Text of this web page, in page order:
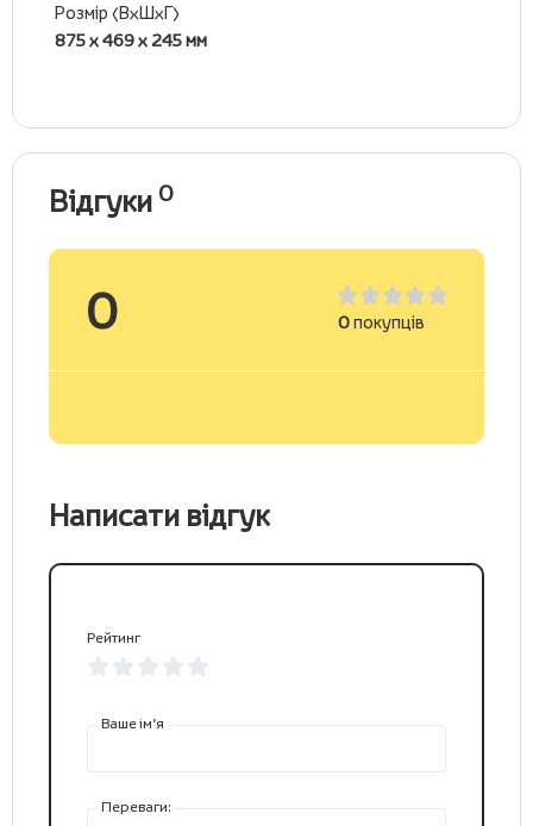
Розмір (ВхШхГ)
875 х 469 х 245 мм
Відгуки 0
0 0покупців
Написати відгук
Рейтинг
Ваше ім’я
Переваги: